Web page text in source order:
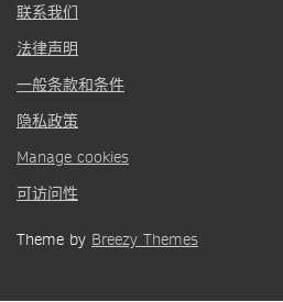
联系我们
法律声明
一般条款和条件
隐私政策
Manage cookies
可访问性
Theme by Breezy Themes